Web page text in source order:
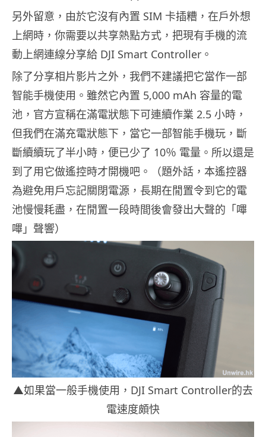
另外留意，由於它沒有內置 SIM 卡插糟，在戶外想
上網時，你需要以共享熱點方式，把現有手機的流
動上網連線分享給 DJI Smart Controller。
除了分享相片影片之外，我們不建議把它當作一部
智能手機使用。雖然它內置 5,000 mAh 容量的電
池，官方宣稱在滿電狀態下可連續作業 2.5 小時，
但我們在滿充電狀態下，當它一部智能手機玩，斷
斷續續玩了半小時，便已少了 10％ 電量。所以還是
到了用它做遙控時才開機吧。（題外話，本遙控器
為避免用戶忘記關閉電源，長期在閒置令到它的電
池慢慢耗盡，在閒置一段時間後會發出大聲的「嗶
嗶」聲響）
▲如果當一般手機使用，DJI Smart Controller的去
電速度頗快